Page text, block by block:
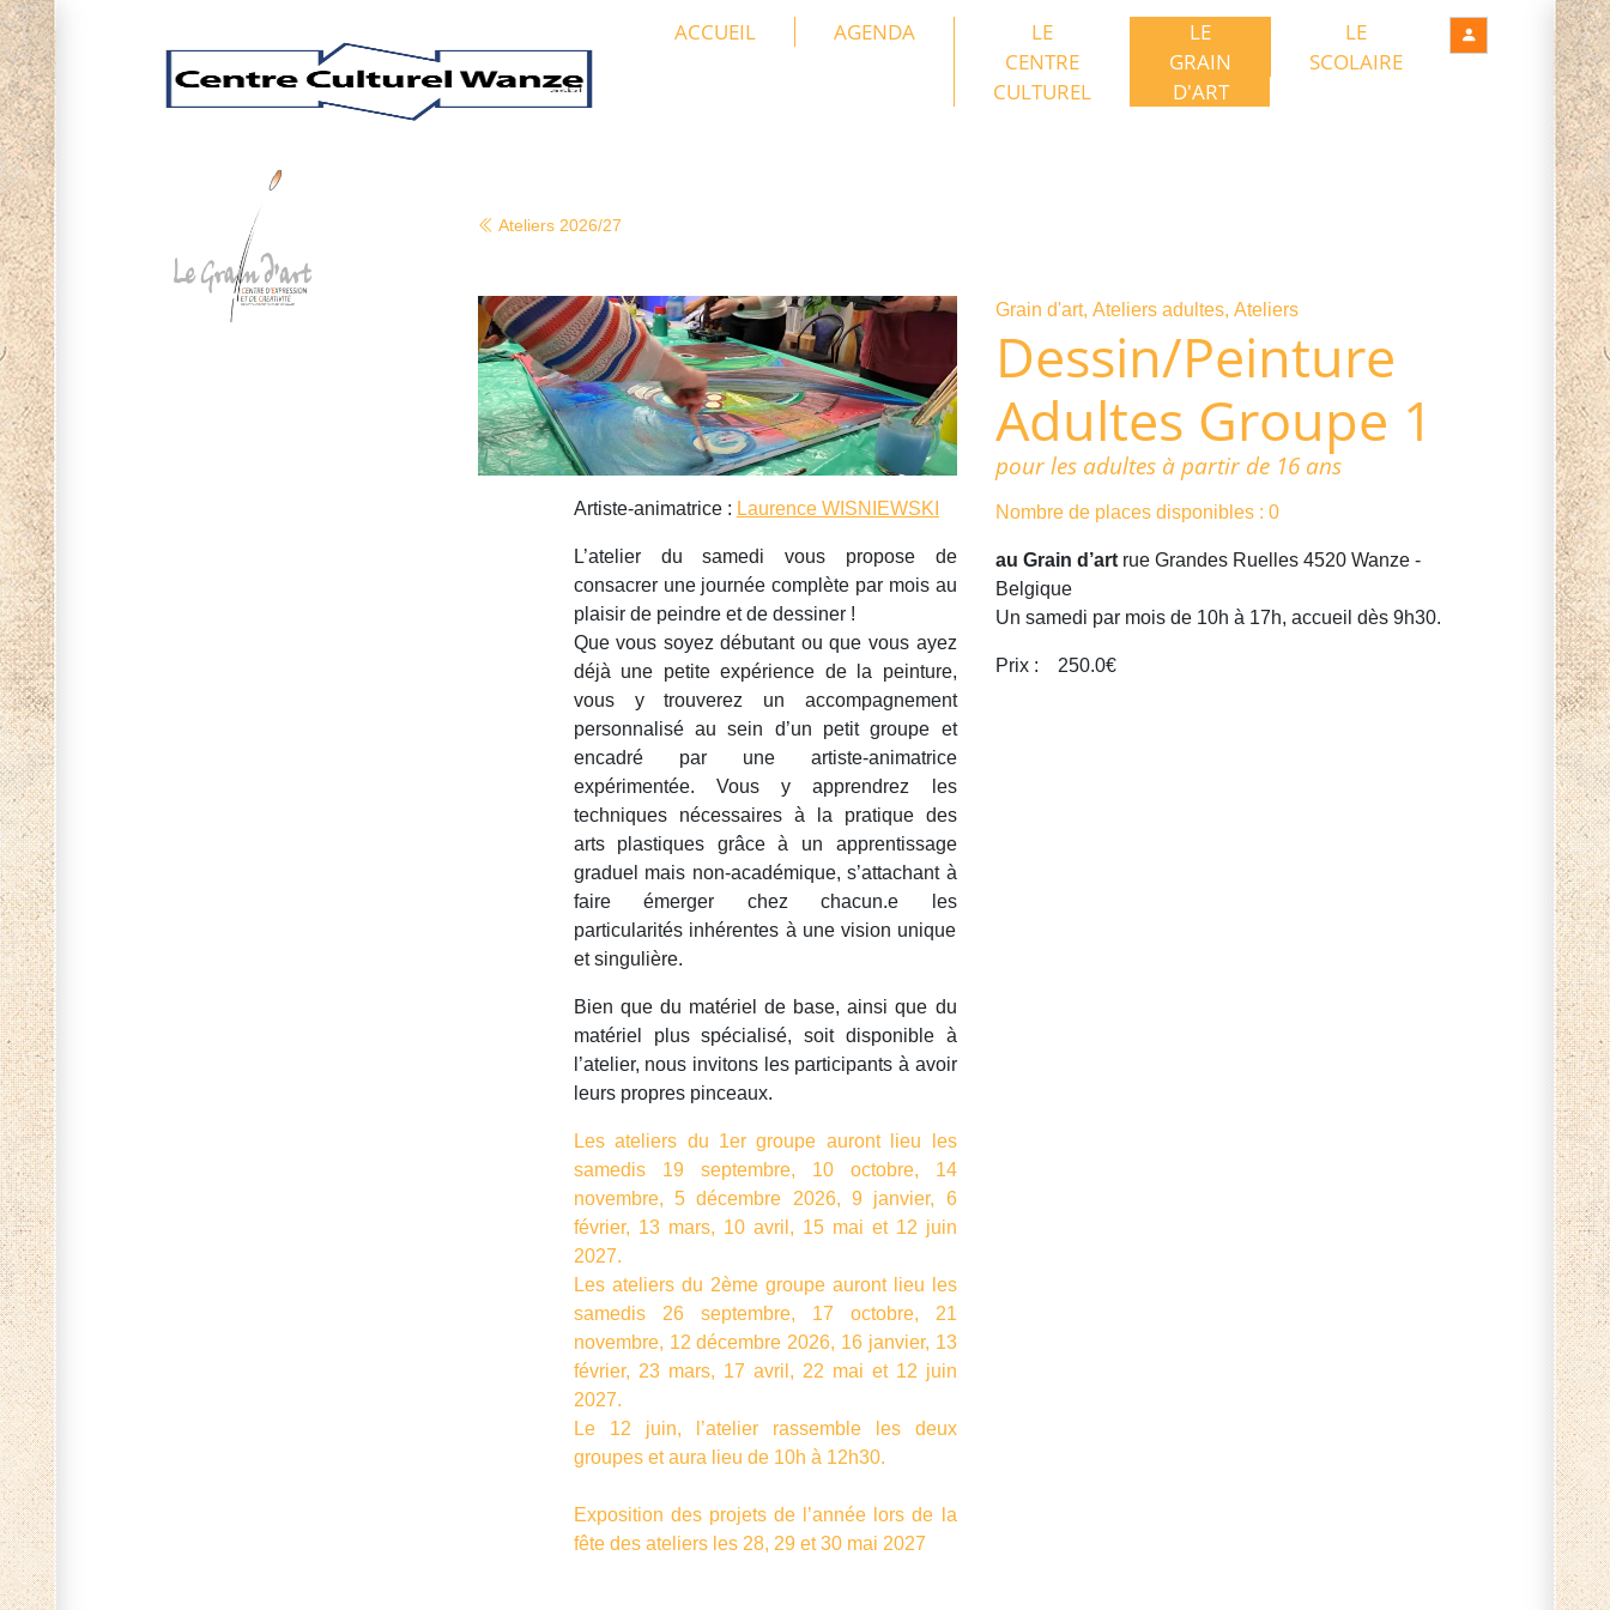
ACCUEIL AGENDA
LE
CENTRE
CULTUREL
LE
GRAIN
D'ART
LE
SCOLAIRE
Ateliers 2026/27
Artiste-animatrice : Laurence WISNIEWSKI
L’atelier du samedi vous propose de
consacrer une journée complète par mois au
plaisir de peindre et de dessiner !
Que vous soyez débutant ou que vous ayez
déjà une petite expérience de la peinture,
vous y trouverez un accompagnement
personnalisé au sein d’un petit groupe et
encadré par une artiste-animatrice
expérimentée. Vous y apprendrez les
techniques nécessaires à la pratique des
arts plastiques grâce à un apprentissage
graduel mais non-académique, s’attachant à
faire émerger chez chacun.e les
particularités inhérentes à une vision unique
et singulière.
Bien que du matériel de base, ainsi que du
matériel plus spécialisé, soit disponible à
l’atelier, nous invitons les participants à avoir
leurs propres pinceaux.
Les ateliers du 1er groupe auront lieu les
samedis 19 septembre, 10 octobre, 14
novembre, 5 décembre 2026, 9 janvier, 6
février, 13 mars, 10 avril, 15 mai et 12 juin
2027.
Les ateliers du 2ème groupe auront lieu les
samedis 26 septembre, 17 octobre, 21
novembre, 12 décembre 2026, 16 janvier, 13
février, 23 mars, 17 avril, 22 mai et 12 juin
2027.
Le 12 juin, l’atelier rassemble les deux
groupes et aura lieu de 10h à 12h30.
Exposition des projets de l’année lors de la
fête des ateliers les 28, 29 et 30 mai 2027
Grain d'art Ateliers adultes Ateliers
Dessin/Peinture
Adultes Groupe 1
pour les adultes à partir de 16 ans
Nombre de places disponibles : 0
au Grain d’art rue Grandes Ruelles 4520 Wanze-
Belgique
Un samedi par mois de 10h à 17h, accueil dès 9h30.
Prix : 250.0€